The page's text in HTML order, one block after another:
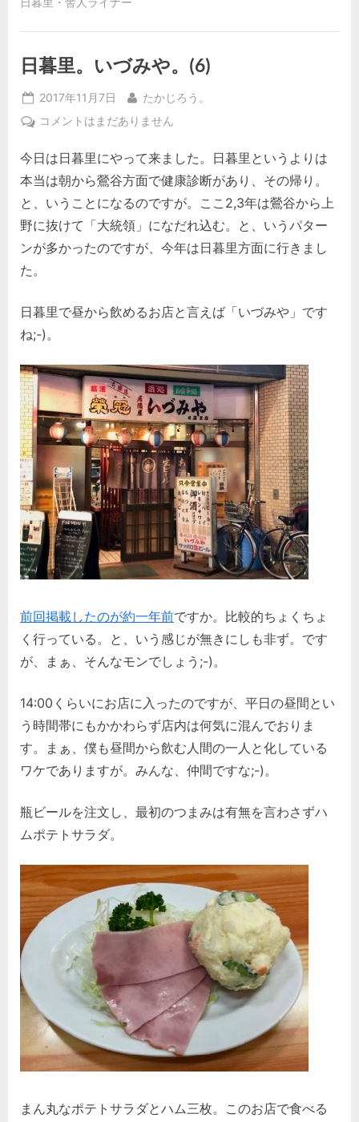
日暮里・舎人ライナー
日暮里。いづみや。(6)
Posted
on
2017年11月7日 By
たかじろう。
日
里。
い
み
や。
(6)
コメントはまだありません
今日は日暮里にやって来ました。日暮里というよりは
本当は朝から鶯谷方面で健康診断があり、その帰り。
と、いうことになるのですが。ここ2,3年は鶯谷から上
野に抜けて「大統領」になだれ込む。と、いうパター
ンが多かったのですが、今年は日暮里方面に行きまし
た。
日暮里で昼から飲めるお店と言えば「いづみや」です
ね;-)。
前回掲載したのが約一年前ですか。比較的ちょくちょ
く行っている。と、いう感じが無きにしも非ず。です
が、まぁ、そんなモンでしょう;-)。
14:00くらいにお店に入ったのですが、平日の昼間とい
う時間帯にもかかわらず店内は何気に混んでおりま
す。まぁ、僕も昼間から飲む人間の一人と化している
ワケでありますが。みんな、仲間ですな;-)。
瓶ビールを注文し、最初のつまみは有無を言わさずハ
ムポテトサラダ。
まん丸なポテトサラダとハム三枚。このお店で食べる